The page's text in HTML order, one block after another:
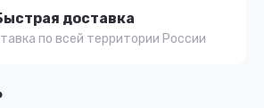
доставка
по всей территории России